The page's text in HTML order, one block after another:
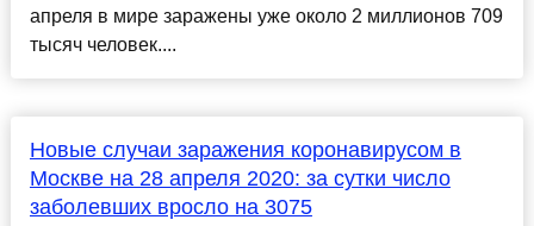
апреля в мире заражены уже около 2 миллионов 709
тысяч человек....
Новые случаи заражения коронавирусом в
Москве на 28 апреля 2020: за сутки число
заболевших вросло на 3075